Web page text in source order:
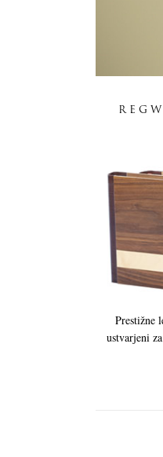
Prestižne
ustvarjeni